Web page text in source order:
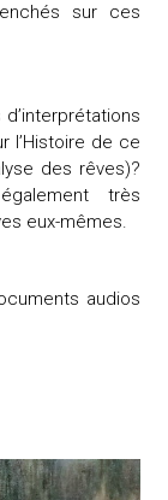
sur ces
l’Histoire de ce
des rêves)?
très
eux-mêmes.
audios